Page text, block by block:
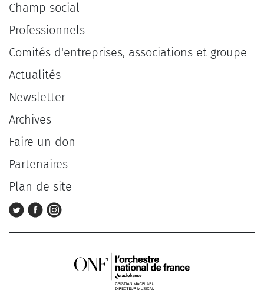
Champ social
Professionnels
Comités d'entreprises, associations et groupe
Actualités
Newsletter
Archives
Faire un don
Partenaires
Plan de site